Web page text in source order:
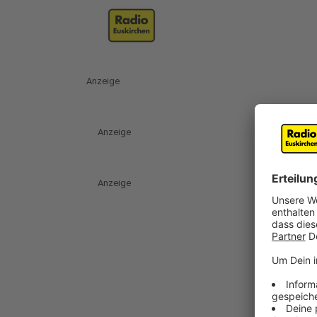
Anzeige
Anzeige
Anzeige